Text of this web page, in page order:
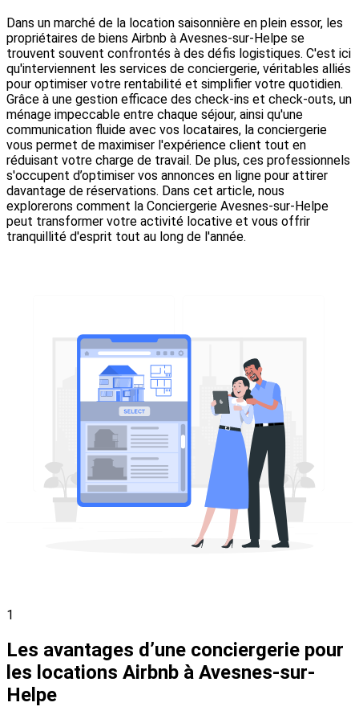
Dans un marché de la location saisonnière en plein essor, les
propriétaires de biens Airbnb à Avesnes-sur-Helpe se
trouvent souvent confrontés à des défis logistiques. C'est ici
qu'interviennent les services de conciergerie, véritables alliés
pour optimiser votre rentabilité et simplifier votre quotidien.
Grâce à une gestion efficace des check-ins et check-outs, un
ménage impeccable entre chaque séjour, ainsi qu'une
communication fluide avec vos locataires, la conciergerie
vous permet de maximiser l'expérience client tout en
réduisant votre charge de travail. De plus, ces professionnels
s'occupent d’optimiser vos annonces en ligne pour attirer
davantage de réservations. Dans cet article, nous
explorerons comment la Conciergerie Avesnes-sur-Helpe
peut transformer votre activité locative et vous offrir
tranquillité d'esprit tout au long de l'année.
1
Les avantages d’une conciergerie pour
les locations Airbnb à Avesnes-sur-
Helpe